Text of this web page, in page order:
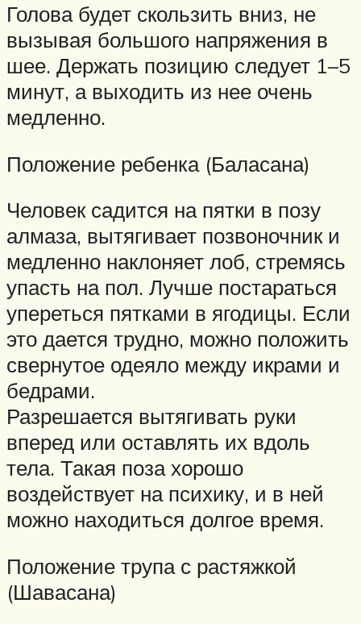
Голова будет скользить вниз, не
вызывая большого напряжения в
шее. Держать позицию следует 1–5
минут, а выходить из нее очень
медленно.
Положение ребенка (Баласана)
Человек садится на пятки в позу
алмаза, вытягивает позвоночник и
медленно наклоняет лоб, стремясь
упасть на пол. Лучше постараться
упереться пятками в ягодицы. Если
это дается трудно, можно положить
свернутое одеяло между икрами и
бедрами.
Разрешается вытягивать руки
вперед или оставлять их вдоль
тела. Такая поза хорошо
воздействует на психику, и в ней
можно находиться долгое время.
Положение трупа с растяжкой
(Шавасана)